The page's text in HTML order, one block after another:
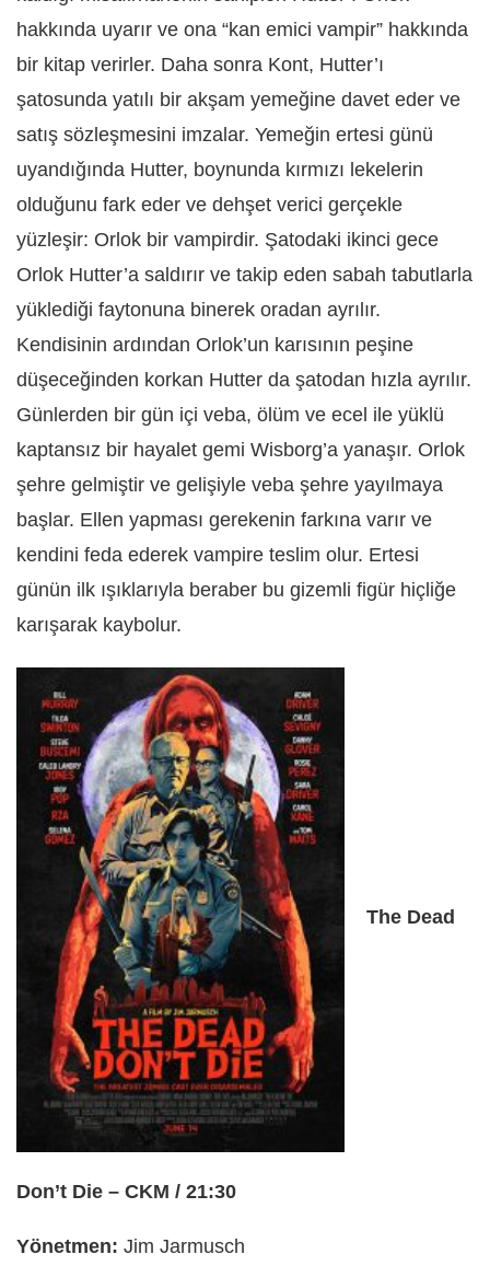
hakkında uyarır ve ona “kan emici vampir” hakkında
bir kitap verirler. Daha sonra Kont, Hutter’ı
şatosunda yatılı bir akşam yemeğine davet eder ve
satış sözleşmesini imzalar. Yemeğin ertesi günü
uyandığında Hutter, boynunda kırmızı lekelerin
olduğunu fark eder ve dehşet verici gerçekle
yüzleşir: Orlok bir vampirdir. Şatodaki ikinci gece
Orlok Hutter’a saldırır ve takip eden sabah tabutlarla
yüklediği faytonuna binerek oradan ayrılır.
Kendisinin ardından Orlok’un karısının peşine
düşeceğinden korkan Hutter da şatodan hızla ayrılır.
Günlerden bir gün içi veba, ölüm ve ecel ile yüklü
kaptansız bir hayalet gemi Wisborg’a yanaşır. Orlok
şehre gelmiştir ve gelişiyle veba şehre yayılmaya
başlar. Ellen yapması gerekenin farkına varır ve
kendini feda ederek vampire teslim olur. Ertesi
günün ilk ışıklarıyla beraber bu gizemli figür hiçliğe
karışarak kaybolur.
The Dead
Don’t Die – CKM / 21:30
Yönetmen: Jim Jarmusch